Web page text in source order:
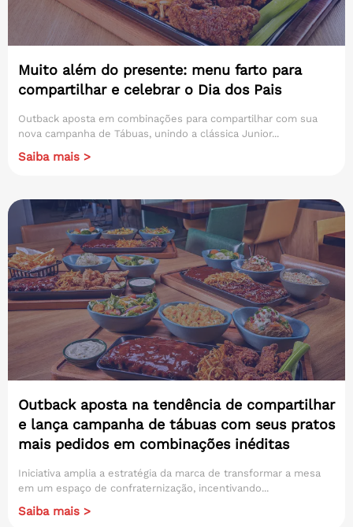
Muito além do presente: menu farto para
compartilhar e celebrar o Dia dos Pais
Outback aposta em combinações para compartilhar com sua
nova campanha de Tábuas, unindo a clássica Junior...
Saiba mais >
Outback aposta na tendência de compartilhar
e lança campanha de tábuas com seus pratos
mais pedidos em combinações inéditas
Iniciativa amplia a estratégia da marca de transformar a mesa
em um espaço de confraternização, incentivando...
Saiba mais >